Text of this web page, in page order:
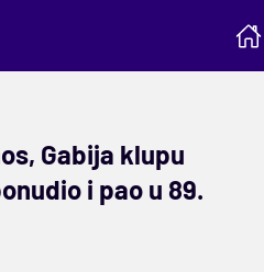
Gabija klupu
i pao u 89.